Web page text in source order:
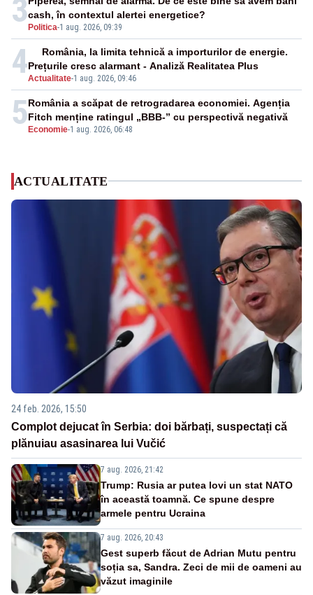
3Politica-1 aug. 2026, 09:39
cash, în contextul alertei energetice?
4Actualitate-1 aug. 2026, 09:46
România, la limita tehnică a importurilor de energie.
Prețurile cresc alarmant - Analiză Realitatea Plus
5Economie-1 aug. 2026, 06:48
România a scăpat de retrogradarea economiei. Agenția
Fitch menține ratingul „BBB-” cu perspectivă negativă
ACTUALITATE
24 feb. 2026, 15:50
Complot dejucat în Serbia: doi bărbați, suspectați că
plănuiau asasinarea lui Vučić
7 aug. 2026, 21:42
Trump: Rusia ar putea lovi un stat NATO
în această toamnă. Ce spune despre
armele pentru Ucraina
7 aug. 2026, 20:43
Gest superb făcut de Adrian Mutu pentru
soția sa, Sandra. Zeci de mii de oameni au
văzut imaginile